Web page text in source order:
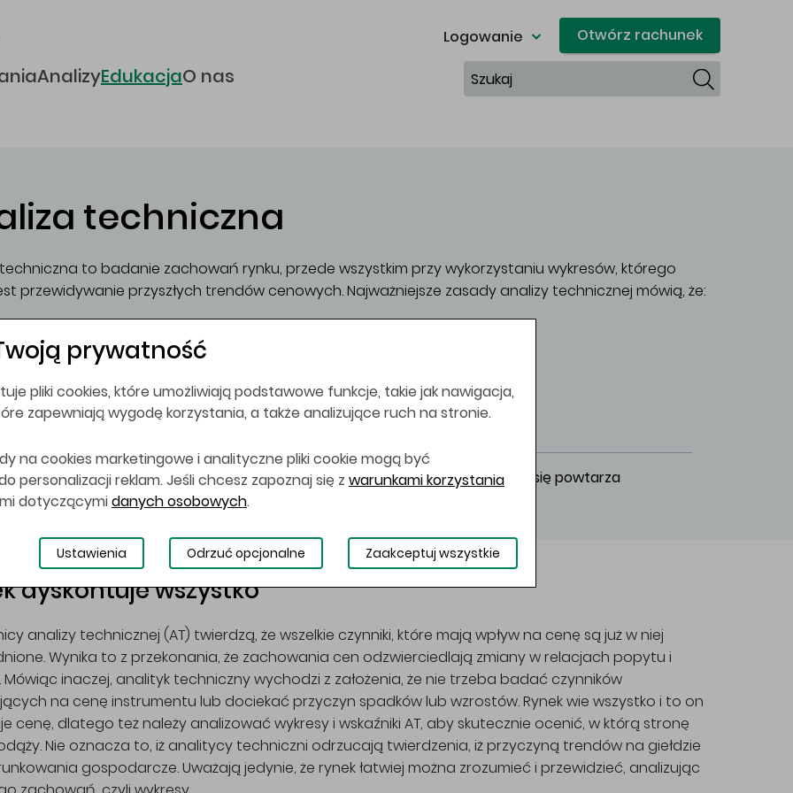
Logowanie Otwórz rachunek
AnalizyEdukacjaO nas Szukaj
techniczna
to badanie zachowań rynku, przede wszystkim przy wykorzystaniu wykresów, którego
przewidywanie przyszłych trendów cenowych. Najważniejsze zasady analizy technicznej mówią, że:
podlegają trendom
się powtarza
dyskontuje wszystko Ceny podlegają trendom Historia się powtarza
dyskontuje wszystko
analizy technicznej (AT) twierdzą, że wszelkie czynniki, które mają wpływ na cenę są już w niej
Wynika to z przekonania, że zachowania cen odzwierciedlają zmiany w relacjach popytu i
inaczej, analityk techniczny wychodzi z założenia, że nie trzeba badać czynników
na cenę instrumentu lub dociekać przyczyn spadków lub wzrostów. Rynek wie wszystko i to on
cenę, dlatego też należy analizować wykresy i wskaźniki AT, aby skutecznie ocenić, w którą stronę
Nie oznacza to, iż analitycy techniczni odrzucają twierdzenia, iż przyczyną trendów na giełdzie
gospodarcze. Uważają jedynie, że rynek łatwiej można zrozumieć i przewidzieć, analizując
prywatność
pliki cookies, które umożliwiają podstawowe funkcje, takie jak nawigacja,
zapewniają wygodę korzystania, a także analizujące ruch na stronie.
na cookies marketingowe i analityczne pliki cookie mogą być
personalizacji reklam. Jeśli chcesz zapoznaj się z warunkami korzystania
dotyczącymidanych osobowych.
Ustawienia Odrzuć opcjonalne Zaakceptuj wszystkie